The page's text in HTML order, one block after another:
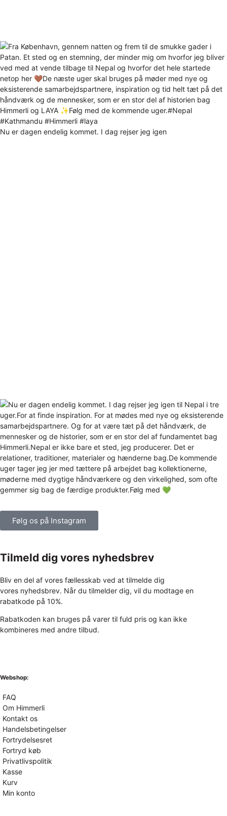
Nu er dagen endelig kommet. I dag rejser jeg igen
Følg os på Instagram
Tilmeld dig vores nyhedsbrev
Bliv en del af vores fællesskab ved at tilmelde dig
vores nyhedsbrev. Når du tilmelder dig, vil du modtage en
rabatkode på 10%.
Rabatkoden kan bruges på varer til fuld pris og kan ikke
kombineres med andre tilbud.
Webshop:
FAQ
Om Himmerli
Kontakt os
Handelsbetingelser
Fortrydelsesret
Fortryd køb
Privatlivspolitik
Kasse
Kurv
Min konto